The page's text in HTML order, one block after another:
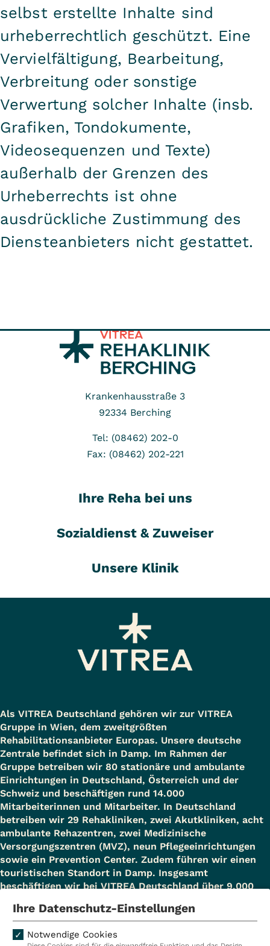
selbst erstellte Inhalte sind
urheberrechtlich geschützt. Eine
Vervielfältigung, Bearbeitung,
Verbreitung oder sonstige
Verwertung solcher Inhalte (insb.
Grafiken, Tondokumente,
Videosequenzen und Texte)
außerhalb der Grenzen des
Urheberrechts ist ohne
ausdrückliche Zustimmung des
Diensteanbieters nicht gestattet.
Krankenhausstraße 3
92334 Berching
Tel: (08462) 202-0
Fax: (08462) 202-221
Ihre Reha bei uns
Sozialdienst & Zuweiser
Unsere Klinik
Als VITREA Deutschland gehören wir zur VITREA
Gruppe in Wien, dem zweitgrößten
Rehabilitationsanbieter Europas. Unsere deutsche
Zentrale befindet sich in Damp. Im Rahmen der
Gruppe betreiben wir 80 stationäre und ambulante
Einrichtungen in Deutschland, Österreich und der
Schweiz und beschäftigen rund 14.000
Mitarbeiterinnen und Mitarbeiter. In Deutschland
betreiben wir 29 Rehakliniken, zwei Akutkliniken, acht
ambulante Rehazentren, zwei Medizinische
Versorgungszentren (MVZ), neun Pflegeeinrichtungen
sowie ein Prevention Center. Zudem führen wir einen
touristischen Standort in Damp. Insgesamt
beschäftigen wir bei VITREA Deutschland über 9.000
Ihre Datenschutz-Einstellungen
Notwendige Cookies